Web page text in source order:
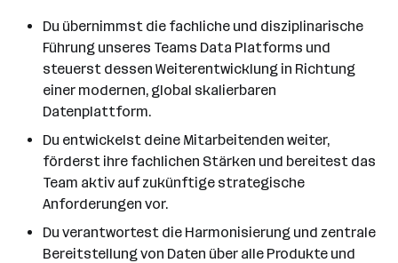
Du übernimmst die fachliche und disziplinarische
Führung unseres Teams Data Platforms und
steuerst dessen Weiterentwicklung in Richtung
einer modernen, global skalierbaren
Datenplattform.
Du entwickelst deine Mitarbeitenden weiter,
förderst ihre fachlichen Stärken und bereitest das
Team aktiv auf zukünftige strategische
Anforderungen vor.
Du verantwortest die Harmonisierung und zentrale
Bereitstellung von Daten über alle Produkte und